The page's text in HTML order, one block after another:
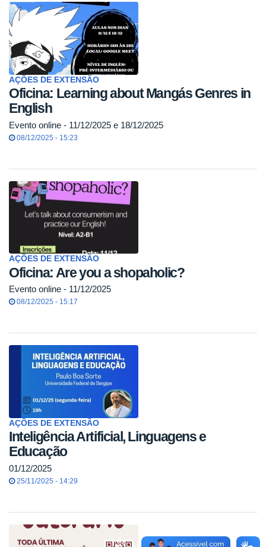
AÇÕES DE EXTENSÃO
Oficina: Learning about Mangás Genres in
English
Evento online - 11/12/2025 e 18/12/2025
08/12/2025 - 15:23
AÇÕES DE EXTENSÃO
Oficina: Are you a shopaholic?
Evento online - 11/12/2025
08/12/2025 - 15:17
AÇÕES DE EXTENSÃO
Inteligência Artificial, Linguagens e
Educação
01/12/2025
25/11/2025 - 14:29